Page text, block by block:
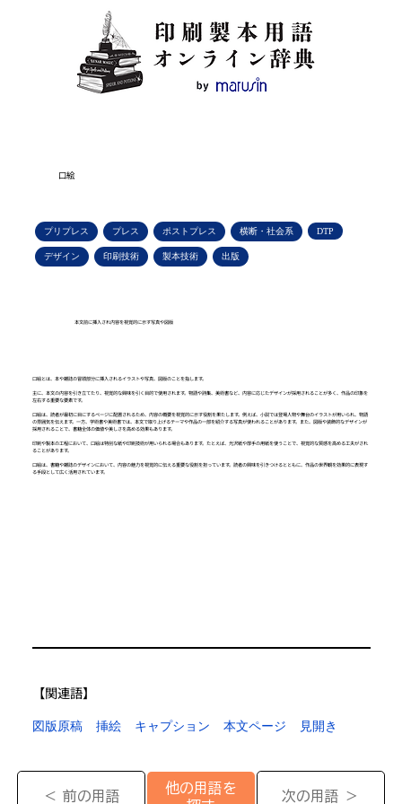
口絵
プリプレス プレス ポストプレス 横断・社会系 DTP
デザイン 印刷技術 製本技術 出版
本文前に挿入され内容を視覚的に示す写真や図版
口絵とは、本や雑誌の冒頭部分に挿入されるイラストや写真、図版のことを指します。
主に、本文の内容を引き立てたり、視覚的な興味を引く目的で使用されます。物語や詩集、美術書など、内容に応じたデザインが採用されることが多く、作品の印象を
左右する重要な要素です。
口絵は、読者が最初に目にするページに配置されるため、内容の概要を視覚的に示す役割を果たします。例えば、小説では登場人物や舞台のイラストが用いられ、物語
の雰囲気を伝えます。一方、学術書や美術書では、本文で取り上げるテーマや作品の一部を紹介する写真が使われることがあります。また、図版や装飾的なデザインが
採用されることで、書籍全体の価値や美しさを高める効果もあります。
印刷や製本の工程において、口絵は特別な紙や印刷技術が用いられる場合もあります。たとえば、光沢紙や厚手の用紙を使うことで、視覚的な質感を高める工夫がされ
ることがあります。
口絵は、書籍や雑誌のデザインにおいて、内容の魅力を視覚的に伝える重要な役割を担っています。読者の興味を引きつけるとともに、作品の世界観を効果的に表現す
る手段として広く活用されています。
【​関連語】
図版原稿 挿絵 キャプション 本文ページ 見開き
＜ 前の用語
他の用語を
次の用語 ＞